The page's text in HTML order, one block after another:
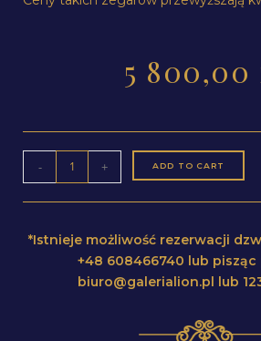
5 800,00
- + ADD TO CART
*Istnieje możliwość rezerwacji
+48 608466740 lub pisząc
biuro@galerialion.pl lub